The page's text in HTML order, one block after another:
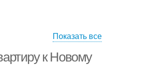
Показать все
к Новому